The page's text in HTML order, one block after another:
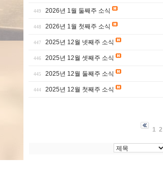
449 2026년 1월 둘째주 소식
448 2026년 1월 첫째주 소식
447 2025년 12월 넷째주 소식
446 2025년 12월 셋째주 소식
445 2025년 12월 둘째주 소식
444 2025년 12월 첫째주 소식
1 2